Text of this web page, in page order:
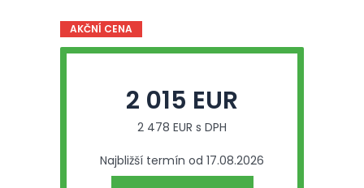
AKČNÍ CENA
2 015 EUR
2 478 EUR s DPH
Najbližší termín od 17.08.2026